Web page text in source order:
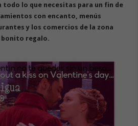
todo lo que necesitas para un fin de
con encanto, menús
y los comercios de la zona
bonito regalo.